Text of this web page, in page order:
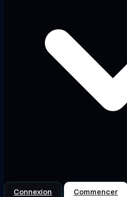
Connexion Commencer